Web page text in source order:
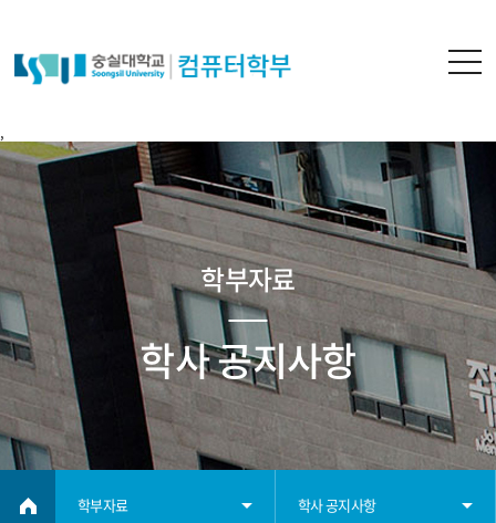
,
학부자료
학사 공지사항
학부자료 학사 공지사항